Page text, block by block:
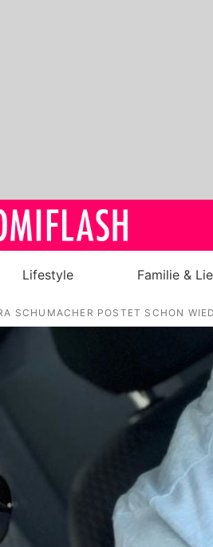
Royals
Stars
Filme & Serien
& Liebe
Exklusiv
auf Promiflash
Lifestyle Familie &
SCHUMACHER POSTET SCHON